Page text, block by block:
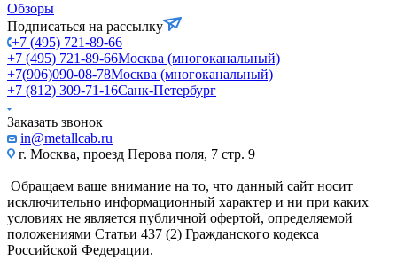
Обзоры
Подписаться на рассылку
+7 (495) 721-89-66
+7 (495) 721-89-66Москва (многоканальный)
+7(906)090-08-78Москва (многоканальный)
+7 (812) 309-71-16Санк-Петербург
Заказать звонок
in@metallcab.ru
г. Москва, проезд Перова поля, 7 стр. 9
Обращаем ваше внимание на то, что данный сайт носит
исключительно информационный характер и ни при каких
условиях не является публичной офертой, определяемой
положениями Статьи 437 (2) Гражданского кодекса
Российской Федерации.